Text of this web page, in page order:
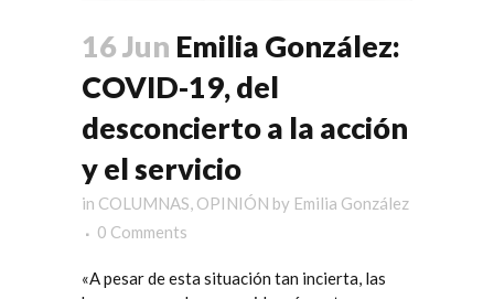
16 Jun Emilia González:
COVID-19, del
desconcierto a la acción
y el servicio
in COLUMNAS, OPINIÓN by Emilia González
0 Comments
«A pesar de esta situación tan incierta, las